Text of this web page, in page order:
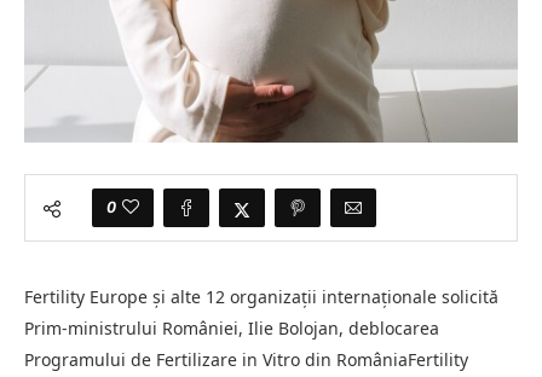
0
Fertility Europe și alte 12 organizații internaționale solicită
Prim-ministrului României, Ilie Bolojan, deblocarea
Programului de Fertilizare in Vitro din RomâniaFertility